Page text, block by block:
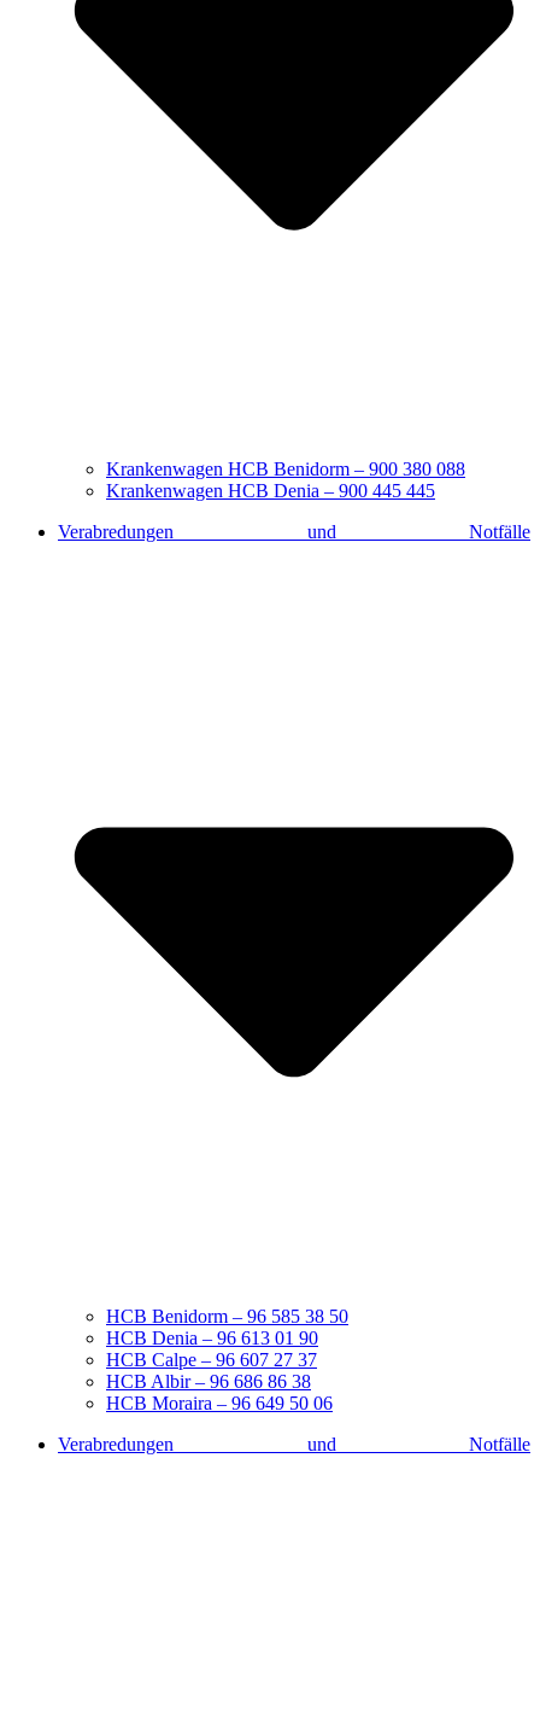
Krankenwagen HCB Benidorm – 900 380 088
Krankenwagen HCB Denia – 900 445 445
Verabredungen und Notfälle
HCB Benidorm – 96 585 38 50
HCB Denia – 96 613 01 90
HCB Calpe – 96 607 27 37
HCB Albir – 96 686 86 38
HCB Moraira – 96 649 50 06
Verabredungen und Notfälle